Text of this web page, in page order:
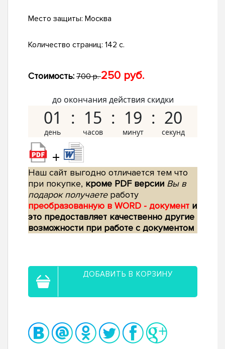
Место защиты: Москва
Количество страниц: 142 с.
Стоимость: 700 р.250 руб.
до окончания действия скидки
01 15 19 19
+
Наш сайт выгодно отличается тем что
при покупке, кроме PDF версии Вы в
подарок получаетеработу
преобразованную в WORD - документ и
это предоставляет качественно другие
возможности при работе с документом
ДОБАВИТЬ В КОРЗИНУ